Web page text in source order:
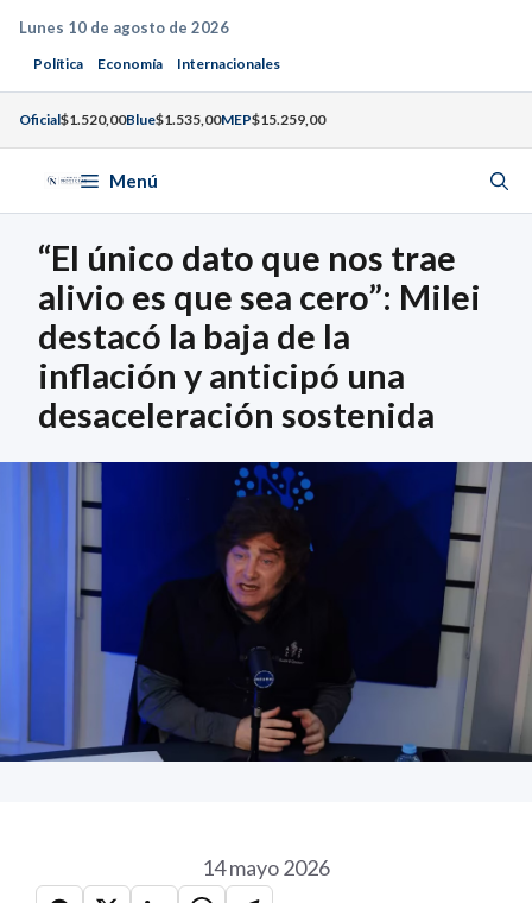
Saltar
contenido
Lunes 10 de agosto de 2026
Política Economía Internacionales
Oficial$1.520,00Blue$1.535,00MEP$15.259,00
Menú
“El único dato que nos trae
alivio es que sea cero”: Milei
destacó la baja de la
inflación y anticipó una
desaceleración sostenida
14 mayo 2026